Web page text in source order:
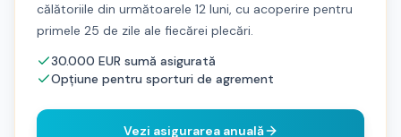
călătoriile din următoarele 12 luni, cu acoperire pentru
primele 25 de zile ale fiecărei plecări.
30.000 EUR sumă asigurată
Opțiune pentru sporturi de agrement
Vezi asigurarea anuală